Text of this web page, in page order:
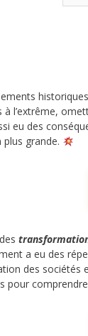
à l’extrême,
eu des
grande.
a eu des
des
pour